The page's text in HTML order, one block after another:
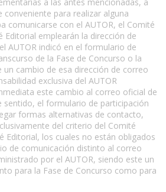
conveniente para realizar alguna
comunicarse con el AUTOR, el Comité
Editorial emplearán la dirección de
AUTOR indicó en el formulario de
de la Fase de Concurso o la
un cambio de esa dirección de correo
exclusiva del AUTOR
este cambio al correo oficial de
sentido, el formulario de participación
formas alternativas de contacto,
del criterio del Comité
Editorial, los cuales no están obligados
de comunicación distinto al correo
por el AUTOR, siendo este un
para la Fase de Concurso como para